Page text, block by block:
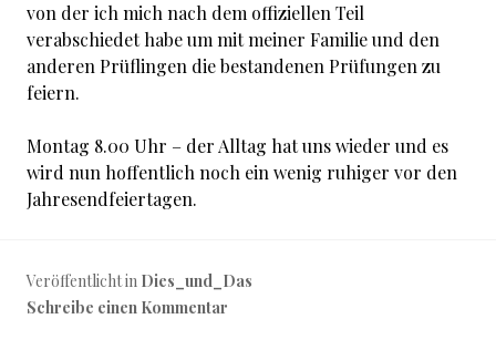
von der ich mich nach dem offiziellen Teil
verabschiedet habe um mit meiner Familie und den
anderen Prüflingen die bestandenen Prüfungen zu
feiern.
Montag 8.00 Uhr – der Alltag hat uns wieder und es
wird nun hoffentlich noch ein wenig ruhiger vor den
Jahresendfeiertagen.
Veröffentlicht in Dies_und_Das
Schreibe einen Kommentar